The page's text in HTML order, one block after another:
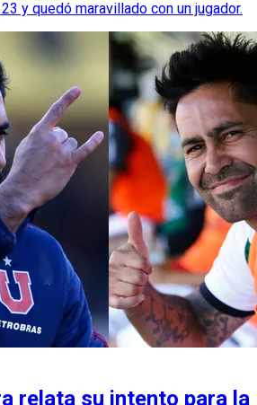
y quedó maravillado con un jugador.
relata su intento para la